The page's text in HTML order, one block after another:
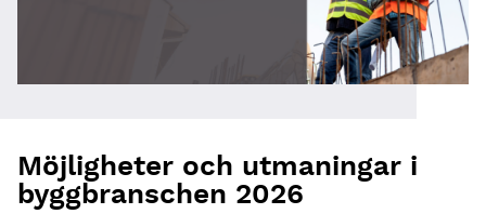
Möjligheter och utmaningar i
byggbranschen 2026